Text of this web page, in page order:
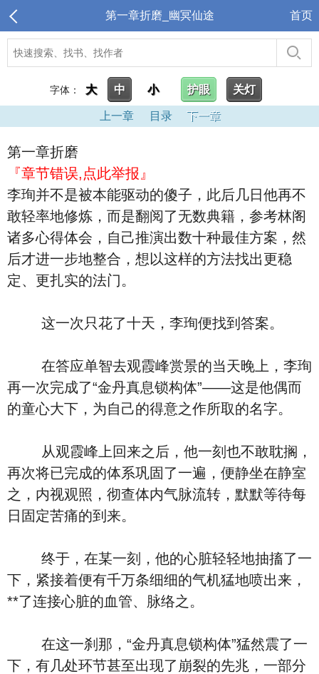
第一章折磨_幽冥仙途 首页
字体： 大 中 小 护眼 关灯
上一章 目录 下一章
第一章折磨
『章节错误,点此举报』
李珣并不是被本能驱动的傻子，此后几日他再不
敢轻率地修炼，而是翻阅了无数典籍，参考林阁
诸多心得体会，自己推演出数十种最佳方案，然
后才进一步地整合，想以这样的方法找出更稳
定、更扎实的法门。
这一次只花了十天，李珣便找到答案。
在答应单智去观霞峰赏景的当天晚上，李珣
再一次完成了“金丹真息锁构体”——这是他偶而
的童心大下，为自己的得意之作所取的名字。
从观霞峰上回来之后，他一刻也不敢耽搁，
再次将已完成的体系巩固了一遍，便静坐在静室
之，内视观照，彻查体内气脉流转，默默等待每
日固定苦痛的到来。
终于，在某一刻，他的心脏轻轻地抽搐了一
下，紧接着便有千万条细细的气机猛地喷出来，
**了连接心脏的血管、脉络之。
在这一刹那，“金丹真息锁构体”猛然震了一
下，有几处环节甚至出现了崩裂的先兆，一部分